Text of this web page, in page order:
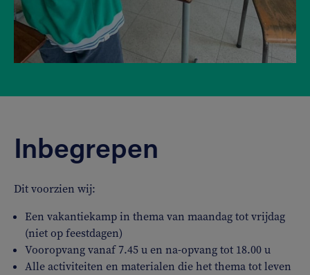
Inbegrepen
Dit voorzien wij:
Een vakantiekamp in thema van maandag tot vrijdag
(niet op feestdagen)
Vooropvang vanaf 7.45 u en na-opvang tot 18.00 u
Alle activiteiten en materialen die het thema tot leven